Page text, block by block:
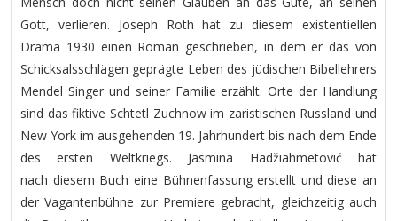
Gott, verlieren. Joseph Roth hat zu diesem existentiellen
Drama 1930 einen Roman geschrieben, in dem er das von
Schicksalsschlägen geprägte Leben des jüdischen Bibellehrers
Mendel Singer und seiner Familie erzählt. Orte der Handlung
sind das fiktive Schtetl Zuchnow im zaristischen Russland und
New York im ausgehenden 19. Jahrhundert bis nach dem Ende
des ersten Weltkriegs. Jasmina Hadžiahmetović hat
nach diesem Buch eine Bühnenfassung erstellt und diese an
der Vagantenbühne zur Premiere gebracht, gleichzeitig auch